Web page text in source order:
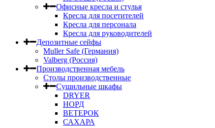
Офисные кресла и стулья
Кресла для посетителей
Кресла для персонала
Кресла для руководителей
Депозитные сейфы
Muller Safe (Германия)
Valberg (Россия)
Производственная мебель
Столы производственные
Сушильные шкафы
DRYER
НОРД
ВЕТЕРОК
САХАРА